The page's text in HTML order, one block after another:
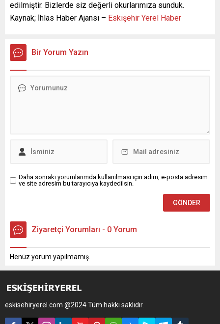
edilmiştir. Bizlerde siz değerli okurlarımıza sunduk.
Kaynak; İhlas Haber Ajansı – Eskişehir Yerel Haber
Bir Yorum Yazın
Daha sonraki yorumlarımda kullanılması için adım, e-posta adresim
ve site adresim bu tarayıcıya kaydedilsin.
Ziyaretçi Yorumları - 0 Yorum
Henüz yorum yapılmamış.
eskisehiryerel.com @2024 Tüm hakkı saklıdır.